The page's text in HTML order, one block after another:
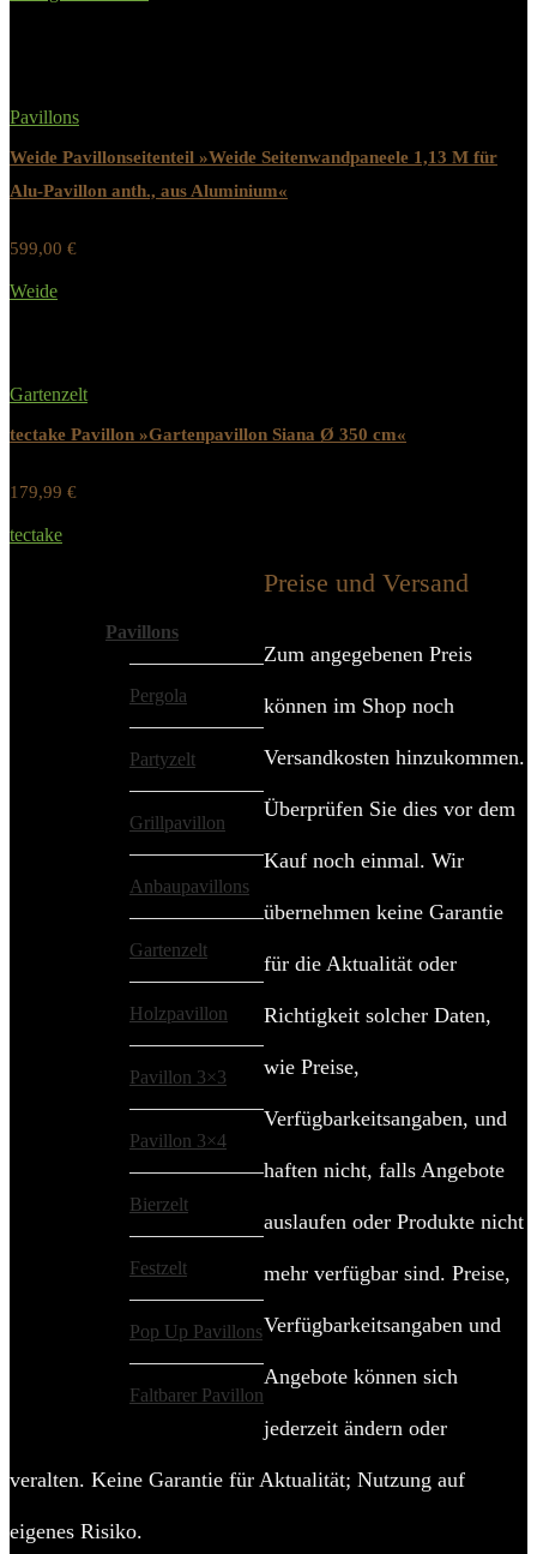
Pavillons
Weide Pavillonseitenteil »Weide Seitenwandpaneele 1,13 M für
Alu-Pavillon anth., aus Aluminium«
599,00 €
Weide
Gartenzelt
tectake Pavillon »Gartenpavillon Siana Ø 350 cm«
179,99 €
tectake
Pavillons
Pergola
Partyzelt
Grillpavillon
Anbaupavillons
Gartenzelt
Holzpavillon
Pavillon 3×3
Pavillon 3×4
Bierzelt
Festzelt
Pop Up Pavillons
Faltbarer Pavillon
Preise und Versand
Zum angegebenen Preis
können im Shop noch
Versandkosten hinzukommen.
Überprüfen Sie dies vor dem
Kauf noch einmal. Wir
übernehmen keine Garantie
für die Aktualität oder
Richtigkeit solcher Daten,
wie Preise,
Verfügbarkeitsangaben, und
haften nicht, falls Angebote
auslaufen oder Produkte nicht
mehr verfügbar sind. Preise,
Verfügbarkeitsangaben und
Angebote können sich
jederzeit ändern oder
veralten. Keine Garantie für Aktualität; Nutzung auf
eigenes Risiko.